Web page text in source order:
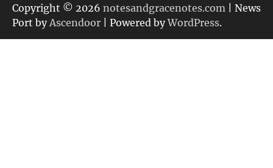
リ
ー
Copyright © 2026 notesandgracenotes.com | News
Port byAscendoor | Powered byWordPress.